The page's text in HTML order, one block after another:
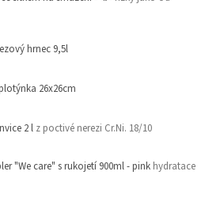
hrnec 9,5l
26x26cm
2 l z poctivé nerezi Cr.Ni. 18/10
"We care" s rukojetí 900ml - pink hydratace